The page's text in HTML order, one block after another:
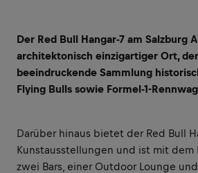
Der Red Bull Hangar-7 am Salzburg
architektonisch einzigartiger Ort,
beeindruckende Sammlung
Flying Bulls sowie Formel-1-
Darüber hinaus bietet der Red Bull
Kunstausstellungen und ist mit dem
zwei Bars, einer Outdoor Lounge